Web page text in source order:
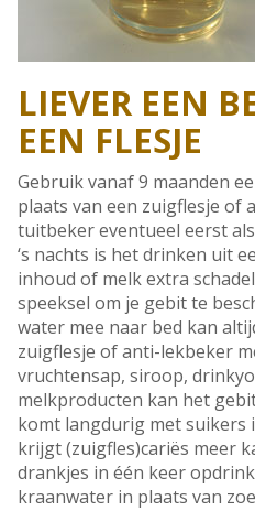
LIEVER EEN
EEN FLESJE
Gebruik vanaf 9 maanden
plaats van een zuigflesje of
tuitbeker eventueel eerst
‘s nachts is het drinken uit
inhoud of melk extra
speeksel om je gebit te
water mee naar bed kan
zuigflesje of anti-lekbeker
vruchtensap, siroop,
melkproducten kan het
komt langdurig met suikers
krijgt (zuigfles)cariës meer
drankjes in één keer
kraanwater in plaats van